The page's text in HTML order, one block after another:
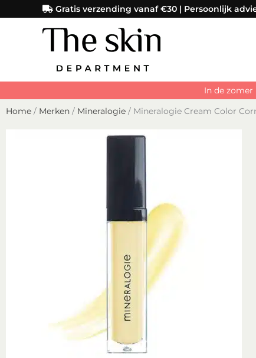
naar
Gratis verzending vanaf €30 | Persoonlijk
In de
Home / Merken / Mineralogie / Mineralogie Cream Color